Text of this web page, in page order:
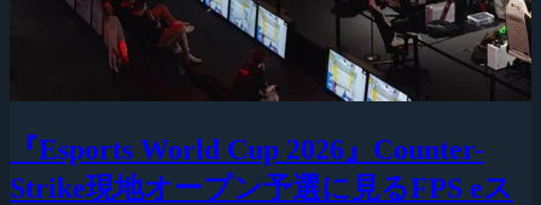
『Esports World Cup 2026』Counter-
Strike現地オープン予選に見るFPS eス